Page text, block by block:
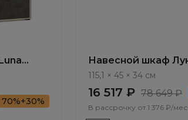
70%+30%
Навесной шкаф
LN033.1
115,1 × 45 × 34 см
16 517 ₽ 78 649 ₽
В рассрочку от 1 376 ₽/